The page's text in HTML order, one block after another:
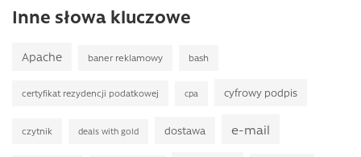
Inne słowa kluczowe
Apache baner reklamowy bash
certyfikat rezydencji podatkowej cpa cyfrowy podpis
czytnik deals with gold dostawa e-mail